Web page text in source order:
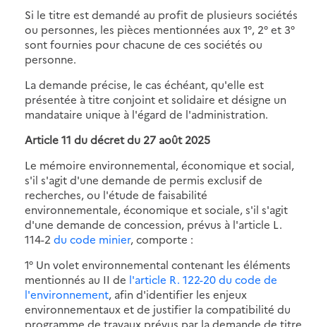
Si le titre est demandé au profit de plusieurs sociétés
ou personnes, les pièces mentionnées aux 1°, 2° et 3°
sont fournies pour chacune de ces sociétés ou
personne.
La demande précise, le cas échéant, qu'elle est
présentée à titre conjoint et solidaire et désigne un
mandataire unique à l'égard de l'administration.
Article 11 du décret du 27 août 2025
Le mémoire environnemental, économique et social,
s'il s'agit d'une demande de permis exclusif de
recherches, ou l'étude de faisabilité
environnementale, économique et sociale, s'il s'agit
d'une demande de concession, prévus à l'article L.
114-2 du code minier, comporte :
1° Un volet environnemental contenant les éléments
mentionnés au II de l'article R. 122-20 du code de
l'environnement, afin d'identifier les enjeux
environnementaux et de justifier la compatibilité du
programme de travaux prévus par la demande de titre